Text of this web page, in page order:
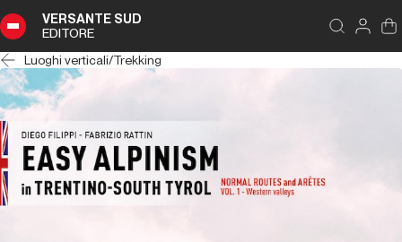
VERSANTE SUD
EDITORE
Luoghi verticali/Trekking